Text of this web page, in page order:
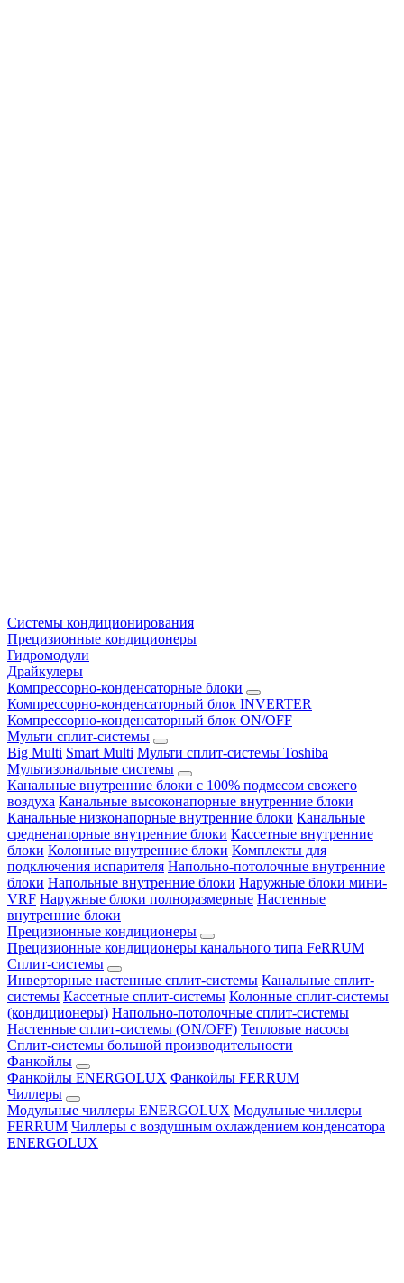
Системы кондиционирования
Прецизионные кондиционеры
Гидромодули
Драйкулеры
Компрессорно-конденсаторные блоки
Компрессорно-конденсаторный блок INVERTER
Компрессорно-конденсаторный блок ON/OFF
Мульти сплит-системы
Big Multi Smart Multi Мульти сплит-системы Toshiba
Мультизональные системы
Канальные внутренние блоки с 100% подмесом свежего
воздуха Канальные высоконапорные внутренние блоки
Канальные низконапорные внутренние блоки Канальные
средненапорные внутренние блоки Кассетные внутренние
блоки Колонные внутренние блоки Комплекты для
подключения испарителя Напольно-потолочные внутренние
блоки Напольные внутренние блоки Наружные блоки мини-
VRF Наружные блоки полноразмерные Настенные
внутренние блоки
Прецизионные кондиционеры
Прецизионные кондиционеры канального типа FeRRUM
Сплит-системы
Инверторные настенные сплит-системы Канальные сплит-
системы Кассетные сплит-системы Колонные сплит-системы
(кондиционеры) Напольно-потолочные сплит-системы
Настенные сплит-системы (ON/OFF) Тепловые насосы
Сплит-системы большой производительности
Фанкойлы
Фанкойлы ENERGOLUX Фанкойлы FERRUM
Чиллеры
Модульные чиллеры ENERGOLUX Модульные чиллеры
FERRUM Чиллеры с воздушным охлаждением конденсатора
ENERGOLUX